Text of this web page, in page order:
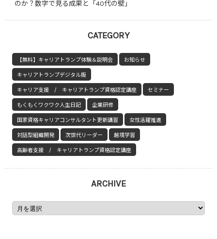
のか？数字で見る成果と「40代の壁」
CATEGORY
【無料】キャリアトランプ体験＆説明会 お知らせ
キャリアトランプデジタル版
キャリア支援 / キャリアトランプ資格認定講座 セミナー
もくもくワクワク人生日記 企業研修
国家資格キャリアコンサルタント更新講習 女性活躍推進
対話型組織開発 次世代リーダー 越境学習
高齢者支援 / キャリアトランプ資格認定講座
ARCHIVE